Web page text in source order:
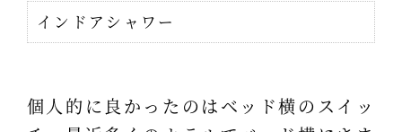
インドアシャワー
個人的に良かったのはベッド横のスイッ